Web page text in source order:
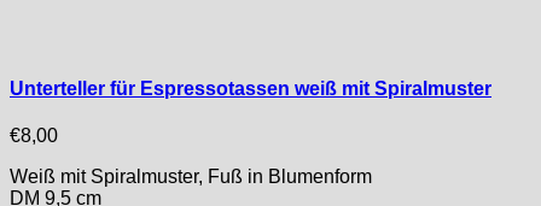
Unterteller für Espressotassen weiß mit Spiralmuster
€8,00
Weiß mit Spiralmuster, Fuß in Blumenform
DM 9,5 cm